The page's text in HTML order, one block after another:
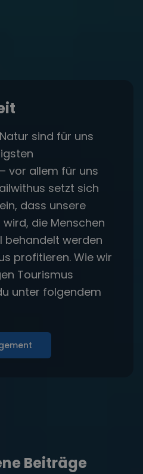
sind für uns
vor allem für uns
setzt sich
dass unsere
die Menschen
behandelt werden
profitieren. Wie wir
Tourismus
unter folgendem
Beiträge